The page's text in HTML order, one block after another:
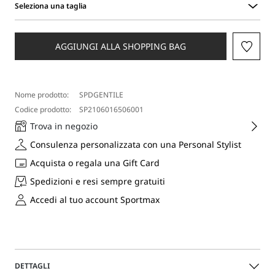
Seleziona una taglia
una
AGGIUNGI ALLA SHOPPING BAG
Nome prodotto:
SPDGENTILE
Codice prodotto:
SP2106016506001
Trova in negozio
Consulenza personalizzata con una Personal Stylist
Acquista o regala una Gift Card
Spedizioni e resi sempre gratuiti
Accedi al tuo account Sportmax
DETTAGLI